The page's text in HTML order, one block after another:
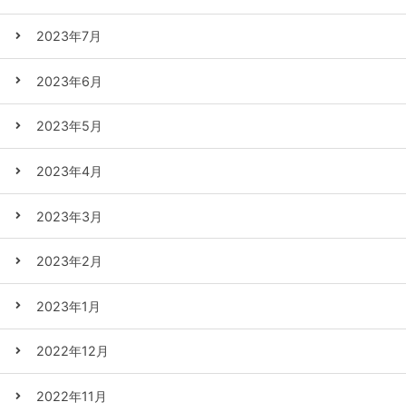
2023年7月
2023年6月
2023年5月
2023年4月
2023年3月
2023年2月
2023年1月
2022年12月
2022年11月